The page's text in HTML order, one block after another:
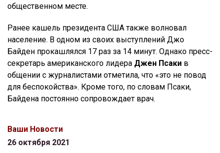
общественном месте.
Ранее кашель президента США также волновал
население. В одном из своих выступлений Джо
Байден прокашлялся 17 раз за 14 минут. Однако пресс-
секретарь американского лидера Джен Псаки в
общении с журналистами отметила, что «это не повод
для беспокойства». Кроме того, по словам Псаки,
Байдена постоянно сопровождает врач.
Ваши Новости
26 октября 2021